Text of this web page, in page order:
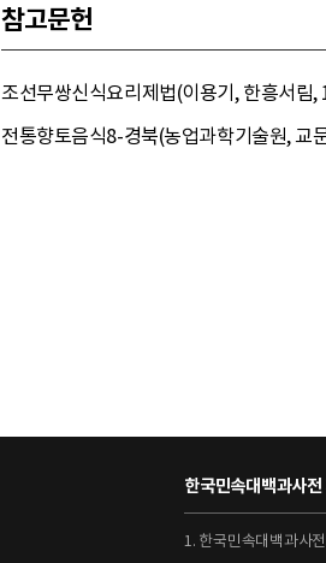
참고문헌
조선무쌍신식요리제법(이용기, 한흥서림
전통향토음식8-경북(농업과학기술원,
한국민속대백과사
1. 한국민속대백과사